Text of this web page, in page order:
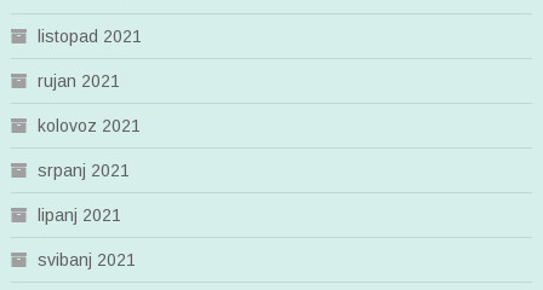
listopad 2021
rujan 2021
kolovoz 2021
srpanj 2021
lipanj 2021
svibanj 2021